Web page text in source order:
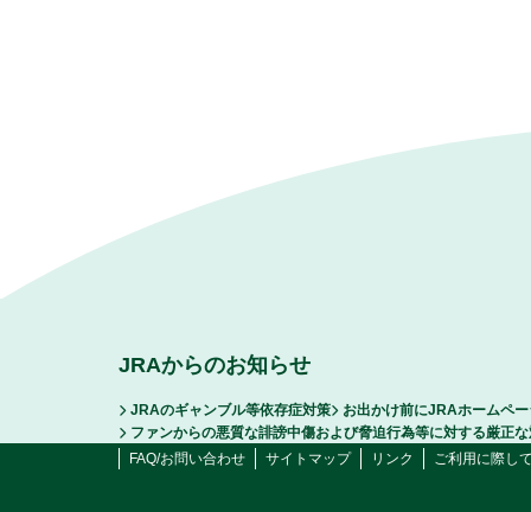
JRAからのお知らせ
JRAのギャンブル等依存症対策
お出かけ前にJRAホームペ
ファンからの悪質な誹謗中傷および脅迫行為等に対する厳正
FAQ/お問い合わせ
サイトマップ リンク ご利用に際し